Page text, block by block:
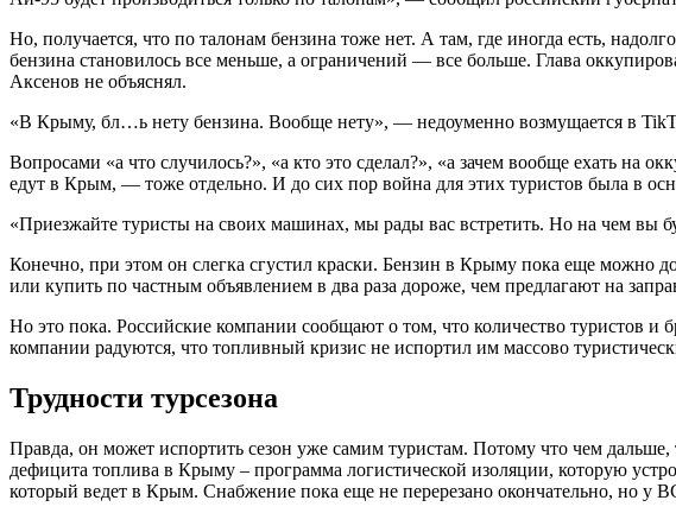
Но, получается, что по талонам бензина тоже нет. А там, где иногда есть,
бензина становилось все меньше, а ограничений — все больше. Глава
Аксенов не объяснял.
«В Крыму, бл…ь нету бензина. Вообще нету», — недоуменно возмущается в
Вопросами «а что случилось?», «а кто это сделал?», «а зачем вообще ехать на
едут в Крым, — тоже отдельно. И до сих пор война для этих туристов была в
«Приезжайте туристы на своих машинах, мы рады вас встретить. Но на чем вы
Конечно, при этом он слегка сгустил краски. Бензин в Крыму пока еще можно
или купить по частным объявлением в два раза дороже, чем предлагают на
Но это пока. Российские компании сообщают о том, что количество туристов
компании радуются, что топливный кризис не испортил им массово
Трудности турсезона
Правда, он может испортить сезон уже самим туристам. Потому что чем
дефицита топлива в Крыму – программа логистической изоляции, которую
который ведет в Крым. Снабжение пока еще не перерезано окончательно, но у